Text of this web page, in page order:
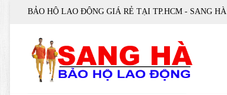
BẢO HỘ LAO ĐỘNG GIÁ RẺ TẠI TP.HCM - SANG HÀ